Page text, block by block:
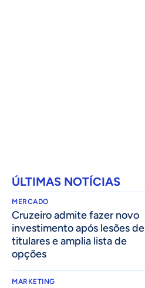
ÚLTIMAS NOTÍCIAS
MERCADO
Cruzeiro admite fazer novo
investimento após lesões de
titulares e amplia lista de
opções
MARKETING